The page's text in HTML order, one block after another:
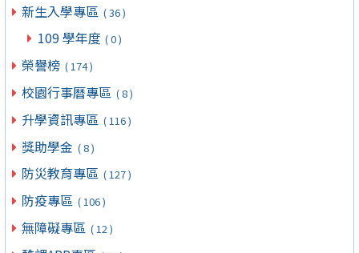
新生入學專區 ( 36 )
109 學年度 ( 0 )
榮譽榜 ( 174 )
校園行事曆專區 ( 8 )
升學資訊專區 ( 116 )
獎助學金 ( 8 )
防災教育專區 ( 127 )
防疫專區 ( 106 )
無障礙專區 ( 12 )